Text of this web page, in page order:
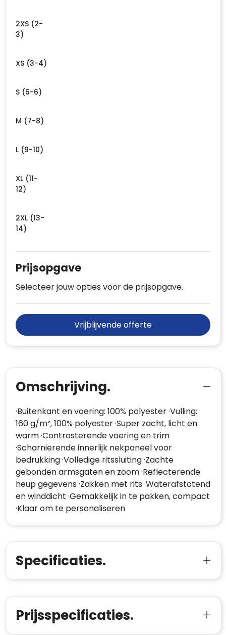
2XS (2-
3)
XS (3-4)
S (5-6)
M (7-8)
L (9-10)
XL (11-
12)
2XL (13-
14)
Prijsopgave
Selecteer jouw opties voor de prijsopgave.
Vrijblijvende offerte
Omschrijving.
·Buitenkant en voering: 100% polyester ·Vulling:
160 g/m², 100% polyester ·Super zacht, licht en
warm ·Contrasterende voering en trim
·Scharnierende innerlijk nekpaneel voor
bedrukking ·Volledige ritssluiting ·Zachte
gebonden armsgaten en zoom ·Reflecterende
heup gegevens ·Zakken met rits ·Waterafstotend
en winddicht ·Gemakkelijk in te pakken, compact
·Klaar om te personaliseren
Specificaties.
Prijsspecificaties.